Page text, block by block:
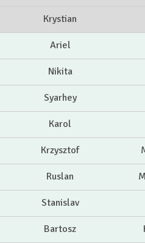
Krystian
Ariel
Nikita
Syarhey
Karol
Krzysztof
Ruslan
Stanislav
Bartosz